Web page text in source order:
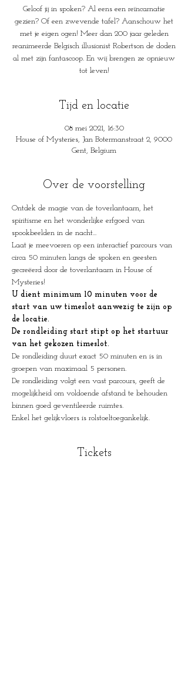
Geloof jij in spoken? Al eens een reïncarnatie
gezien? Of een zwevende tafel? Aanschouw het
met je eigen ogen! Meer dan 200 jaar geleden
reanimeerde Belgisch illusionist Robertson de doden
al met zijn fantascoop. En wij brengen ze opnieuw
tot leven!
Tijd en locatie
08 mei 2021, 16:30
House of Mysteries, Jan Botermanstraat 2, 9000
Gent, Belgium
Over de voorstelling
Ontdek de magie van de toverlantaarn, het
spiritisme en het wonderlijke erfgoed van
spookbeelden in de nacht...
Laat je meevoeren op een interactief parcours van
circa 50 minuten langs de spoken en geesten
gecreëerd door de toverlantaarn in House of
Mysteries!
U dient minimum 10 minuten voor de
start van uw timeslot aanwezig te zijn op
de locatie.
De rondleiding start stipt op het startuur
van het gekozen timeslot.
De rondleiding duurt exact 50 minuten en is in
groepen van maximaal 5 personen.
De rondleiding volgt een vast parcours, geeft de
mogelijkheid om voldoende afstand te behouden
binnen goed geventileerde ruimtes.
Enkel het gelijkvloers is rolstoeltoegankelijk.
Tickets